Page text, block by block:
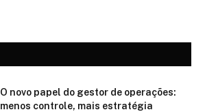
O novo papel do gestor de operações:
menos controle, mais estratégia